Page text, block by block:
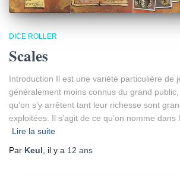
DICE ROLLER
Scales
Introduction Il est une variété particulière de
généralement moins connus du grand
qu’on s’y arrêtent tant leur richesse sont
exploitées. Il s’agit de ce qu’on nomme
Lire la suite
Par Keul, il y a 12 ans